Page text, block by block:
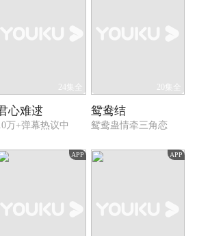
24集全
心难逑
万+弹幕热议中
20集全
鸳鸯结
鸳鸯蛊情牵三角恋
APP APP